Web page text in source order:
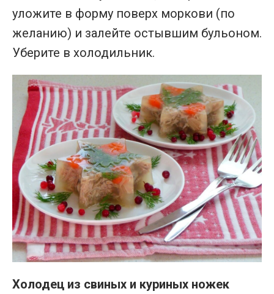
уложите в форму поверх моркови (по
желанию) и залейте остывшим бульоном.
Уберите в холодильник.
Холодец из свиных и куриных ножек